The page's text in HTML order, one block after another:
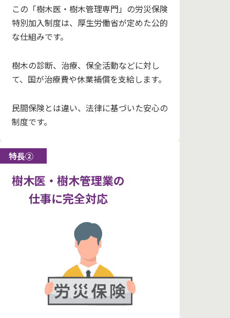
この「樹木医・樹木管理専門」の労災保険
特別加入制度は、厚生労働省が定めた公的
な仕組みです。
樹木の診断、治療、保全活動などに対し
て、国が治療費や休業補償を支給します。
民間保険とは違い、法律に基づいた安心の
制度です。
特長②
樹木医・樹木管理業の
仕事に完全対応